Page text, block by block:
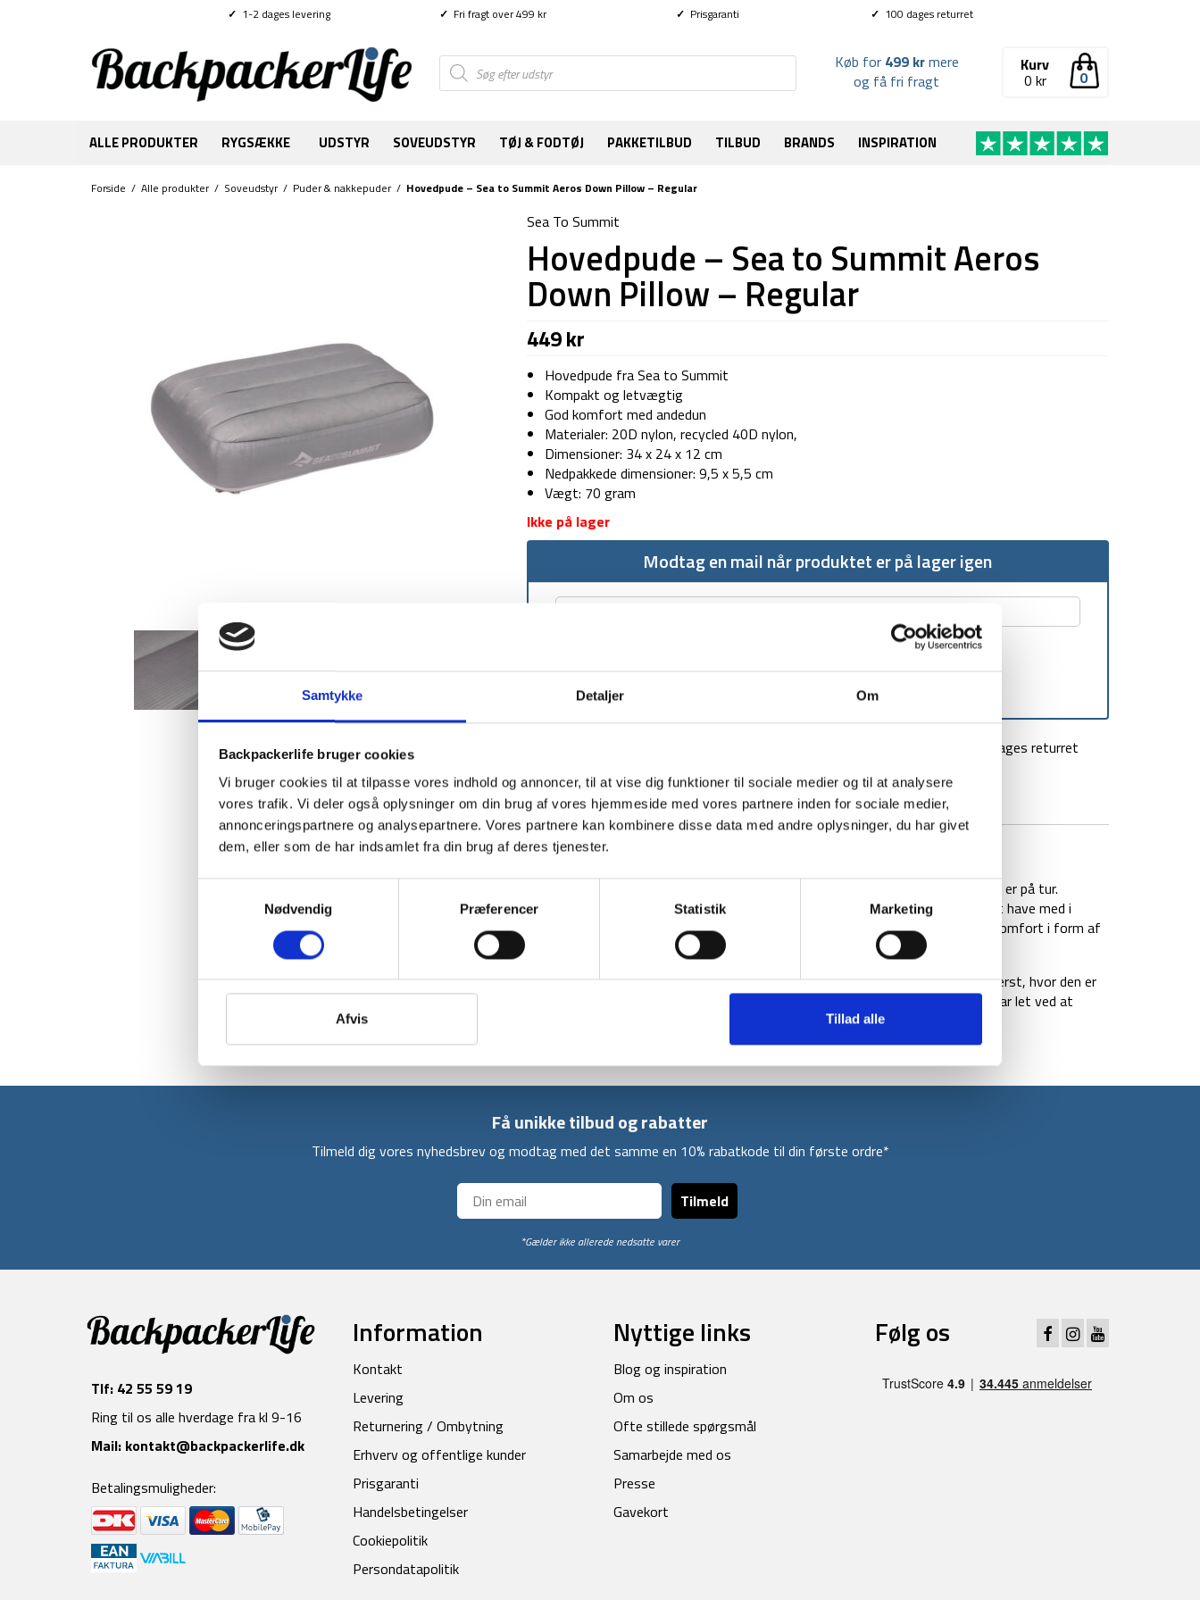
Samtykke Detaljer Om
Backpackerlife bruger cookies
Vi bruger cookies til at tilpasse vores indhold og annoncer, til at vise dig funktioner til sociale medier og til at analysere
vores trafik. Vi deler også oplysninger om din brug af vores hjemmeside med vores partnere inden for sociale medier,
annonceringspartnere og analysepartnere. Vores partnere kan kombinere disse data med andre oplysninger, du har givet
dem, eller som de har indsamlet fra din brug af deres tjenester.
Nødvendig
Præferencer Statistik Marketing
Afvis Tillad alle
✓ 1-2 dages levering ✓ Fri fragt over 499 kr ✓ Prisgaranti ✓ 100 dages returret
Products
search 0
Kurv
0 kr
Køb for 499 krmere
og få fri fragt
ALLE PRODUKTER RYGSÆKKE UDSTYR SOVEUDSTYR TØJ & FODTØJ PAKKETILBUD TILBUD BRANDS INSPIRATION
Forside / Alle produkter/ Soveudstyr/ Puder & nakkepuder/ Hovedpude – Sea to Summit Aeros Down Pillow – Regular
Sea To Summit
Hovedpude – Sea to Summit Aeros
Down Pillow – Regular
449kr
Hovedpude fra Sea to Summit
Kompakt og letvægtig
God komfort med andedun
Materialer: 20D nylon, recycled 40D nylon,
Dimensioner: 34 x 24 x 12 cm
Nedpakkede dimensioner: 9,5 x 5,5 cm
Vægt: 70 gram
Ikke på lager
Modtag en mail når produktet er på lager igen
100 dages returret
Aeros Down Pillow fra Sea to Summit. Hovedpuden du ikke kan undvære når du er på tur.
Komprimeret har hovedpuden dimensionerne 9,5 x 5,5 cm, derfor er den nem at have med i
rygsækken. Hovedpuden kommer i et let og kompakt design, med ekstra god komfort i form af
Puden er opbygget omkring en oppustelig pose af TPU. Her går der paneler øverst, hvor den er
fyldt op med dun. Til slut er Aeros Down Pillow udstyret med en ventil, så du har let ved at
Få unikke tilbud og rabatter
Tilmeld dig vores nyhedsbrev og modtag med det samme en 10% rabatkode til din første ordre*
Tilmeld
*Gælder ikke allerede nedsatte varer
Tlf: 42 55 59 19
Ring til os alle hverdage fra kl 9-16
Mail: kontakt@backpackerlife.dk
Betalingsmuligheder:
Information
Kontakt
Levering
Returnering / Ombytning
Erhverv og offentlige kunder
Prisgaranti
Handelsbetingelser
Cookiepolitik
Persondatapolitik
Nyttige links
Blog og inspiration
Om os
Ofte stillede spørgsmål
Samarbejde med os
Presse
Gavekort
Følg os